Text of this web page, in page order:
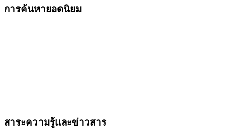
การค้นหายอดนิยม
สาระความรู้และข่าวสาร